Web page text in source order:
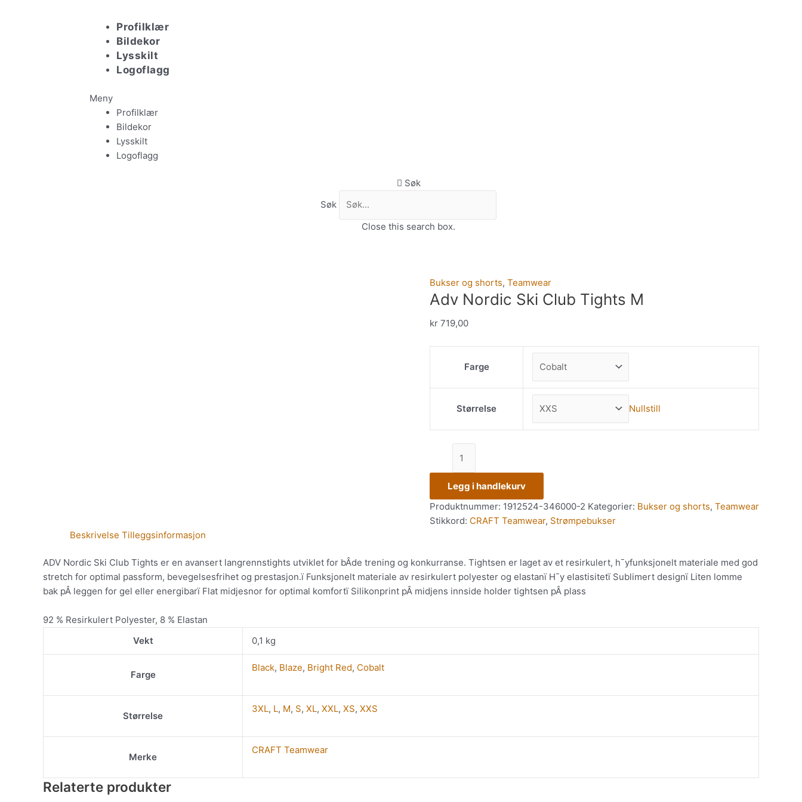
Profilklær
Bildekor
Lysskilt
Logoflagg
Meny
Profilklær
Bildekor
Lysskilt
Logoflagg
Søk
Søk
Close this search box.
Bukser og shorts, Teamwear
Adv Nordic Ski Club Tights M
kr 719,00
Farge
Størrelse Nullstill
Legg i handlekurv
Produktnummer: 1912524-346000-2 Kategorier: Bukser og shorts, Teamwear
Stikkord: CRAFT Teamwear, Strømpebukser
Beskrivelse Tilleggsinformasjon
ADV Nordic Ski Club Tights er en avansert langrennstights utviklet for bÂde trening og konkurranse. Tightsen er laget av et resirkulert, h¯yfunksjonelt materiale med god
stretch for optimal passform, bevegelsesfrihet og prestasjon.ï Funksjonelt materiale av resirkulert polyester og elastanï H¯y elastisitetï Sublimert designï Liten lomme
bak pÂ leggen for gel eller energibarï Flat midjesnor for optimal komfortï Silikonprint pÂ midjens innside holder tightsen pÂ plass
92 % Resirkulert Polyester, 8 % Elastan
Vekt
0,1 kg
Farge
Black, Blaze, Bright Red, Cobalt
Størrelse
3XL, L, M, S, XL, XXL, XS, XXS
Merke
CRAFT Teamwear
Relaterte produkter